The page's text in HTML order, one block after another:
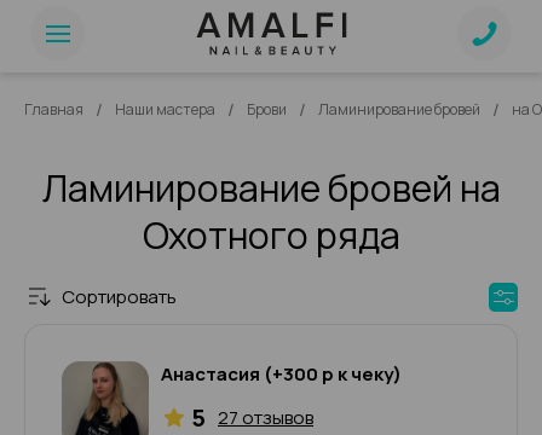
Главная / Наши мастера / Брови / Ламинирование бровей / на
Ламинирование бровей на
Охотного ряда
Сортировать
Анастасия (+300 р к чеку)
5 27 отзывов